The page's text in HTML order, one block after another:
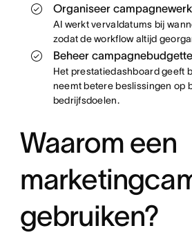
Organiseer
AI werkt vervaldatums bij
zodat de workflow altijd
Beheer
Het prestatiedashboard geeft
neemt betere beslissingen op
bedrijfsdoelen.
Waarom een
gebruiken?